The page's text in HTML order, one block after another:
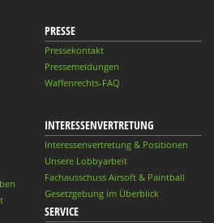
PRESSE
Pressekontakt
Pressemeldungen
Waffenrechts-FAQ
INTERESSENVERTRETUNG
Interessenvertretung & Positionen
Unsere Lobbyarbeit
Fachausschuss Airsoft & Paintball
Gesetzgebung im Überblick
SERVICE